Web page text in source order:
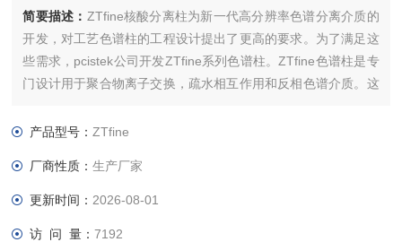
简要描述： ZTfine核酸分离柱为新一代高分辨率色谱分离介质的
开发，对工艺色谱柱的工程设计提出了更高的要求。为了满足这
些需求，pcistek公司开发ZTfine系列色谱柱。ZTfine色谱柱是专
门设计用于聚合物离子交换，疏水相互作用和反相色谱介质。这
产品型号：ZTfine
厂商性质：生产厂家
更新时间： 2026-08-01
访 问 量：7192